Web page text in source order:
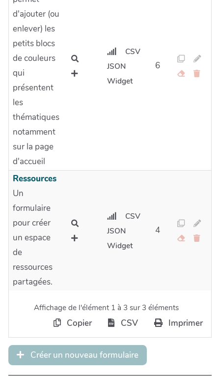
d'ajouter (ou
enlever) les
petits blocs
de couleurs
qui
présentent
les
thématiques
notamment
sur la page
d'accueil
CSV
JSON
Widget
6
Ressources
Un
formulaire
pour créer
un espace
de
ressources
partagées.
CSV
JSON
Widget
4
Affichage de l'élément 1 à 3 sur 3 éléments
Copier CSV Imprimer
Créer un nouveau formulaire